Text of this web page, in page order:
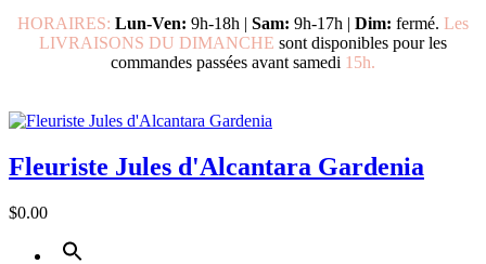
HORAIRES: Lun-Ven: 9h-18h | Sam: 9h-17h | Dim: fermé. Les
LIVRAISONS DU DIMANCHE sont disponibles pour les
commandes passées avant samedi 15h.
Fleuriste Jules d'Alcantara Gardenia
$0.00